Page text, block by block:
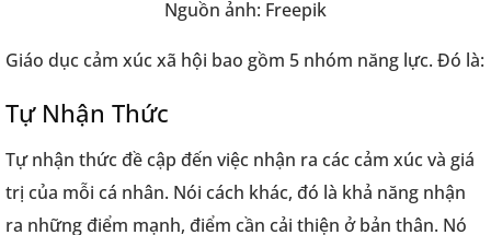
Nguồn ảnh: Freepik
Giáo dục cảm xúc xã hội bao gồm 5 nhóm năng lực. Đó là:
Tự Nhận Thức
Tự nhận thức đề cập đến việc nhận ra các cảm xúc và giá
trị của mỗi cá nhân. Nói cách khác, đó là khả năng nhận
ra những điểm mạnh, điểm cần cải thiện ở bản thân. Nó